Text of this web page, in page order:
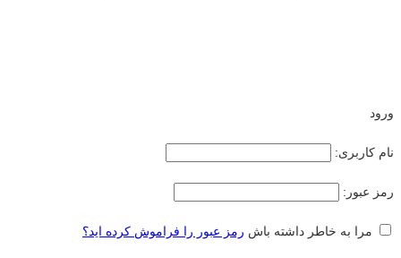
ورود
نام کاربری:
رمز عبور:
مرا به خاطر داشته باش رمز عبور را فراموش کرده اید؟